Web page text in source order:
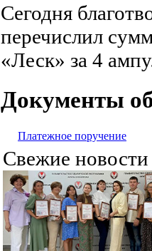
Сегодня
перечислил
«Леск» за 4
Документы
Платежное поручение
Свежие